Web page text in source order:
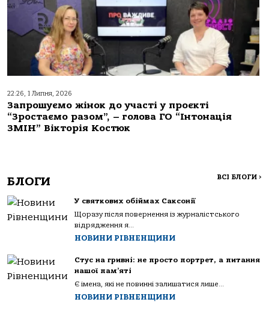
22:26, 1 Липня, 2026
Запрошуємо жінок до участі у проєкті
“Зростаємо разом”, – голова ГО “Інтонація
ЗМІН” Вікторія Костюк
БЛОГИ ВСІ БЛОГИ >
У святкових обіймах Саксонії
Щоразу після повернення із журналістського
відрядження я...
НОВИНИ РІВНЕНЩИНИ
Стус на гривні: не просто портрет, а питання
нашої пам’яті
Є імена, які не повинні залишатися лише...
НОВИНИ РІВНЕНЩИНИ